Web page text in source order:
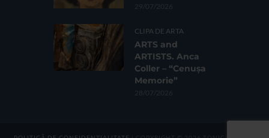
29/07/2026
CLIPA DE ARTA
ARTS and
ARTISTS. Anca
Coller – “Cenușa
Memorie”
28/07/2026